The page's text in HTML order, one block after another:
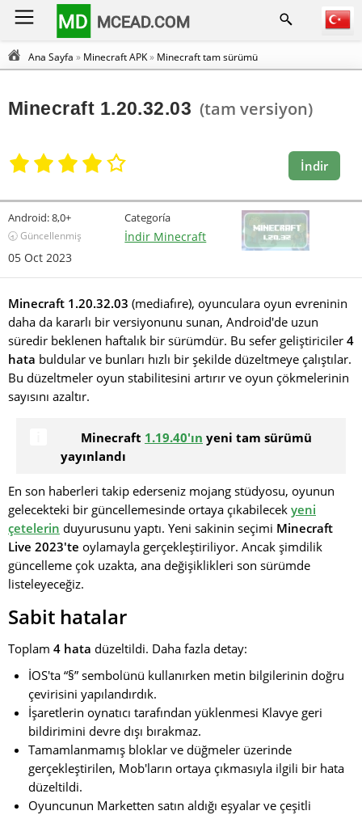
MD MCEAD.COM
Ana Sayfa » Minecraft APK» Minecraft tam sürümü
Minecraft 1.20.32.03 (tam versiyon)
İndir
Android:8,0+
🕣 Güncellenmiş
05 Oct 2023
Categoría
İndir Minecraft
Minecraft 1.20.32.03 (mediafıre), oyunculara oyun evreninin
daha da kararlı bir versiyonunu sunan, Android'de uzun
süredir beklenen haftalık bir sürümdür. Bu sefer geliştiriciler 4
hata buldular ve bunları hızlı bir şekilde düzeltmeye çalıştılar.
Bu düzeltmeler oyun stabilitesini artırır ve oyun çökmelerinin
sayısını azaltır.
Minecraft 1.19.40'ın yeni tam sürümü
yayınlandı
En son haberleri takip ederseniz mojang stüdyosu, oyunun
gelecekteki bir güncellemesinde ortaya çıkabilecek yeni
çetelerin duyurusunu yaptı. Yeni sakinin seçimi Minecraft
Live 2023'te oylamayla gerçekleştiriliyor. Ancak şimdilik
güncelleme çok uzakta, ana değişiklikleri son sürümde
listeleyeceğiz.
Sabit hatalar
Toplam 4 hata düzeltildi. Daha fazla detay:
İOS'ta “§” sembolünü kullanırken metin bilgilerinin doğru
çevirisini yapılandırdık.
İşaretlerin oynatıcı tarafından yüklenmesi Klavye geri
bildirimini devre dışı bırakmaz.
Tamamlanmamış bloklar ve düğmeler üzerinde
gerçekleştirilen, Mob'ların ortaya çıkmasıyla ilgili bir hata
düzeltildi.
Oyuncunun Marketten satın aldığı eşyalar ve çeşitli